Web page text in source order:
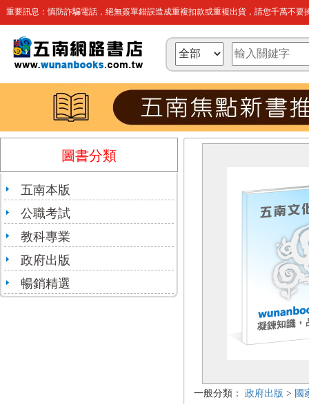
重要訊息：慎防詐騙電話，絕無簽單錯誤造成重複扣款或重複出貨，請您千萬不要
圖書分類
五南本版
公職考試
教科專業
政府出版
暢銷精選
一般分類： 政府出版 > 國